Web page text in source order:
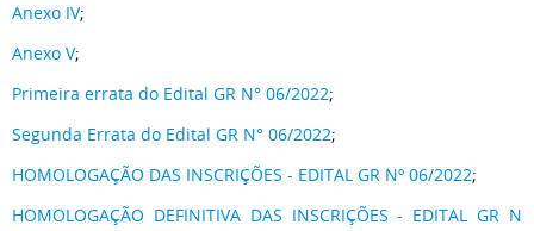
Anexo IV;
Anexo V;
Primeira errata do Edital GR N° 06/2022;
Segunda Errata do Edital GR N° 06/2022;
HOMOLOGAÇÃO DAS INSCRIÇÕES - EDITAL GR Nº 06/2022;
HOMOLOGAÇÃO DEFINITIVA DAS INSCRIÇÕES - EDITAL GR N